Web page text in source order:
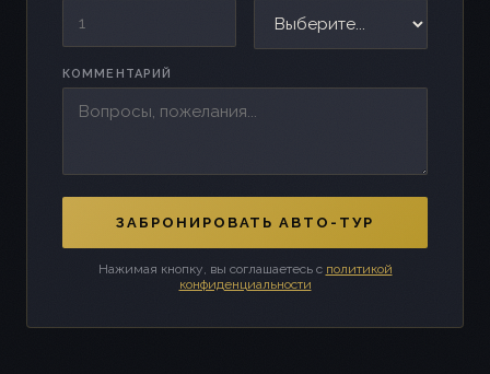
КОММЕНТАРИЙ
ЗАБРОНИРОВАТЬ АВТО-ТУР
Нажимая кнопку, вы соглашаетесь с политикой
конфиденциальности